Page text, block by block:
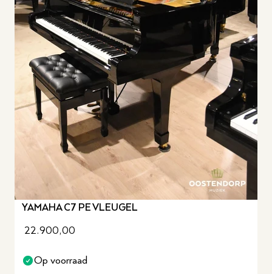
YAMAHA C7 PE VLEUGEL
22.900,00
Op voorraad